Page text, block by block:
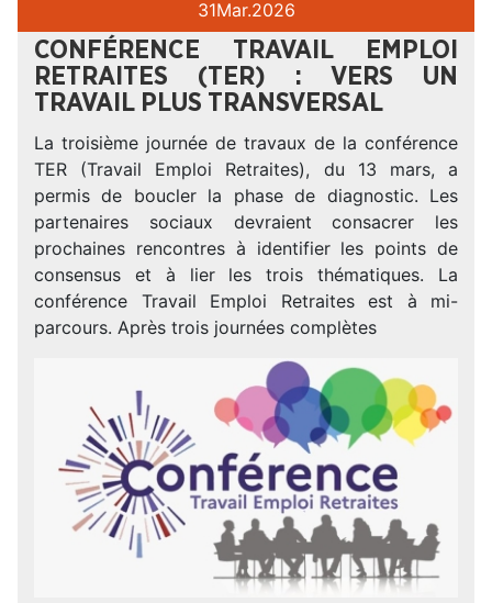
31Mar.2026
CONFÉRENCE TRAVAIL EMPLOI
RETRAITES (TER) : VERS UN
TRAVAIL PLUS TRANSVERSAL
La troisième journée de travaux de la conférence
TER (Travail Emploi Retraites), du 13 mars, a
permis de boucler la phase de diagnostic. Les
partenaires sociaux devraient consacrer les
prochaines rencontres à identifier les points de
consensus et à lier les trois thématiques. La
conférence Travail Emploi Retraites est à mi-
parcours. Après trois journées complètes